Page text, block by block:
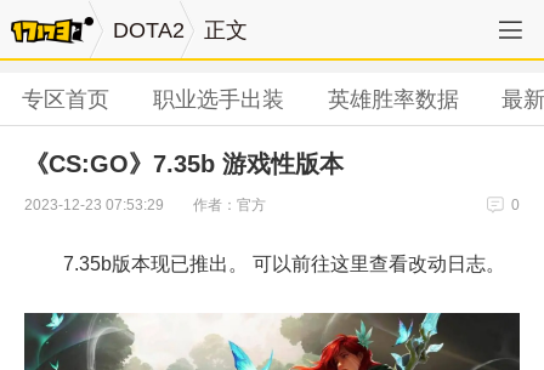
DOTA2 正文
专区首页 职业选手出装 英雄胜率数据 最
《CS:GO》7.35b 游戏性版本
2023-12-23 07:53:29 作者：官方 0
7.35b版本现已推出。 可以前往这里查看改动日志。